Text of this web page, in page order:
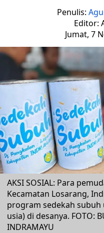
Penulis:
Editor:
Jumat, 7
AKSI SOSIAL: Para
Kecamatan Losarang,
program sedekah
usia) di desanya. FOTO:
INDRAMAYU